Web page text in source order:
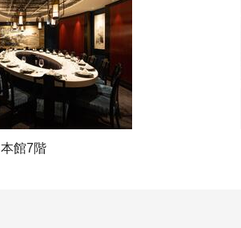
本館7階